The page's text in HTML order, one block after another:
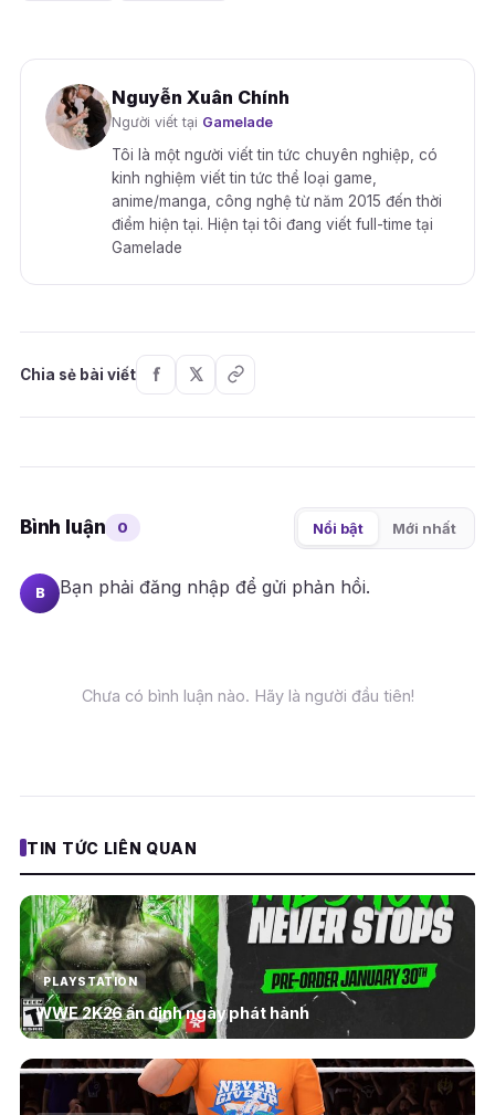
Nguyễn Xuân Chính
Người viết tại Gamelade
Tôi là một người viết tin tức chuyên nghiệp, có
kinh nghiệm viết tin tức thể loại game,
anime/manga, công nghệ từ năm 2015 đến thời
điểm hiện tại. Hiện tại tôi đang viết full-time tại
Gamelade
Chia sẻ bài viết
Bình luận 0 Nổi bật Mới nhất
B Bạn phải đăng nhập để gửi phản hồi.
Chưa có bình luận nào. Hãy là người đầu tiên!
TIN TỨC LIÊN QUAN
PLAYSTATION
WWE 2K26 ấn định ngày phát hành